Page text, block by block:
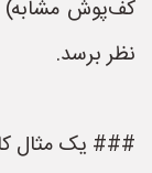
کف‌پوش مشابه)
نظر برسد.
### یک مثال